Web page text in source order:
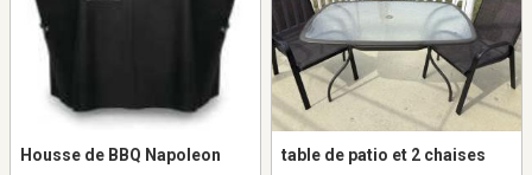
Housse de BBQ Napoleon table de patio et 2 chaises